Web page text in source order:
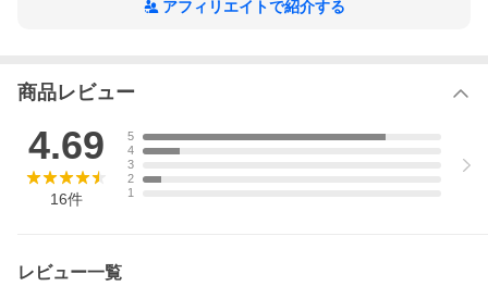
アフィリエイトで紹介する
商品レビュー
4.69
16件
5
4
3
2
1
レビュー一覧